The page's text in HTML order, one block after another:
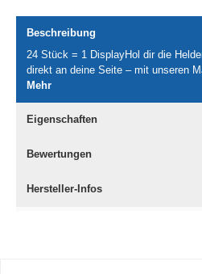
Beschreibung
24 Stück = 1 DisplayHol dir die
direkt an deine Seite – mit unseren
Mehr
Eigenschaften
Bewertungen
Hersteller-Infos